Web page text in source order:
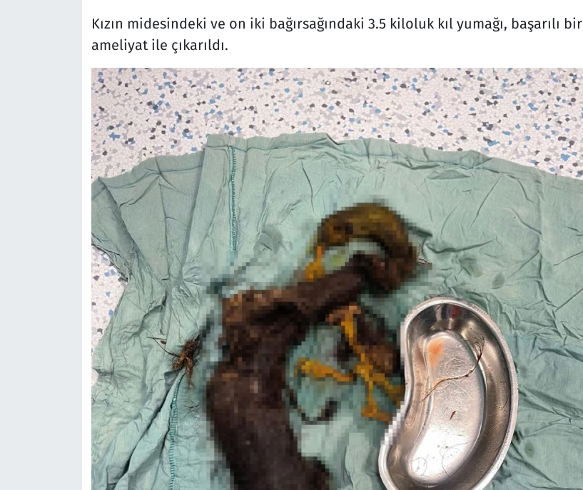
Kızın midesindeki ve on iki bağırsağındaki 3.5 kiloluk kıl yumağı, başarılı bir
ameliyat ile çıkarıldı.